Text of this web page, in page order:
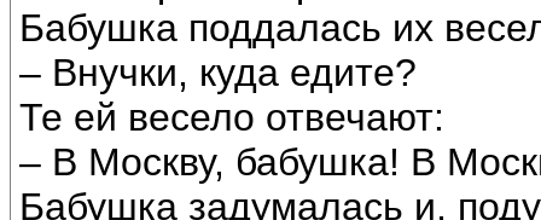
Бабушка поддалась их
– Внучки, куда едите?
Те ей весело отвечают:
– В Москву, бабушка! В
Бабушка задумалась и,